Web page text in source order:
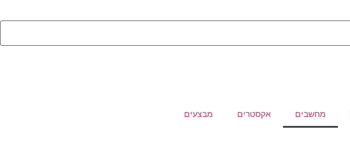
מחשבים אקסטרים מבצעים